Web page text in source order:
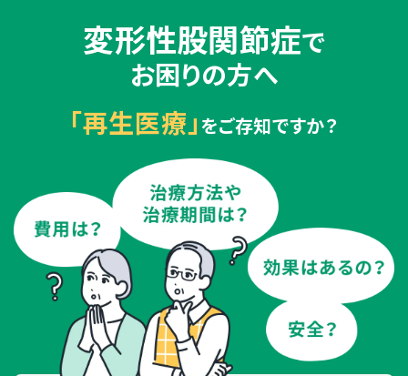
変形性股関節症で
お困りの方へ
「再生医療」をご存知ですか？